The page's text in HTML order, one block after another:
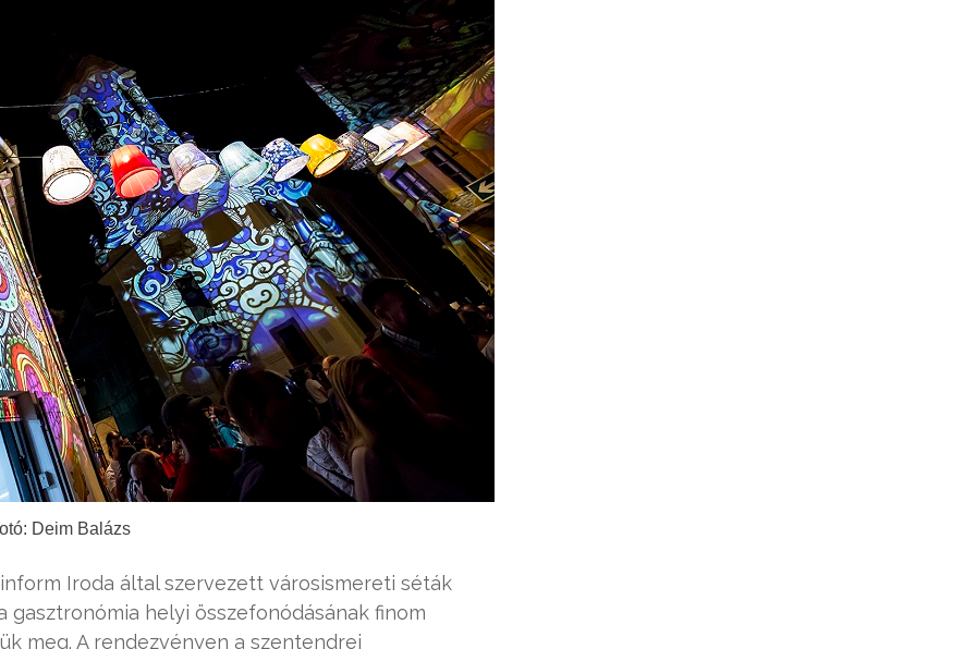
Deim Balázs
Iroda által szervezett városismereti séták
helyi összefonódásának finom
meg. A rendezvényen a szentendrei